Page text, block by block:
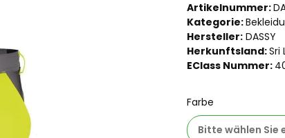
Artikelnummer:
Kategorie:
Hersteller: DASSY
Herkunftsland:Sri
EClass Nummer:
Farbe
Bitte wählen Sie